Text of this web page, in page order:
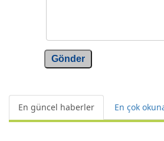
Gönder
En güncel haberler En çok